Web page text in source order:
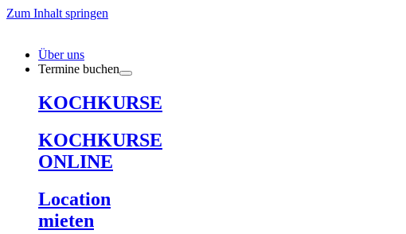
Zum Inhalt springen
Über uns
Termine buchen
KOCHKURSE
KOCHKURSE
ONLINE
Location
mieten